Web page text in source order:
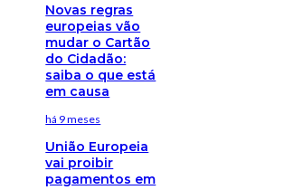
Novas regras
europeias vão
mudar o Cartão
do Cidadão:
saiba o que está
em causa
há 9 meses
União Europeia
vai proibir
pagamentos em